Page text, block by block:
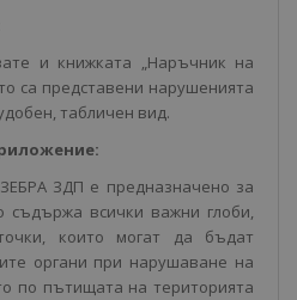
и книжката „Наръчник на
са представени нарушенията
табличен вид.
ЗДП е предназначено за
съдържа всички важни глоби,
които могат да бъдат
органи при нарушаване на
по пътищата на територията